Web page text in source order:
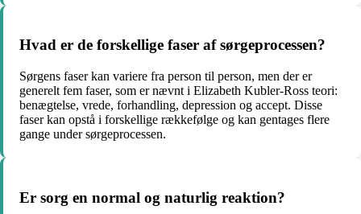
Hvad er de forskellige faser af sørgeprocessen?
Sørgens faser kan variere fra person til person, men der er
generelt fem faser, som er nævnt i Elizabeth Kubler-Ross teori:
benægtelse, vrede, forhandling, depression og accept. Disse
faser kan opstå i forskellige rækkefølge og kan gentages flere
gange under sørgeprocessen.
Er sorg en normal og naturlig reaktion?